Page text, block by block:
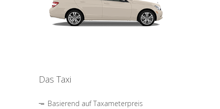
Das Taxi
Basierend auf Taxameterpreis